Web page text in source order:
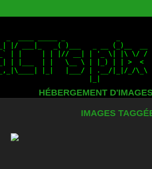
HÉBERGEMENT
IMAGES